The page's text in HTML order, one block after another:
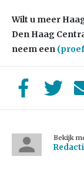
Wilt u meer
Den Haag
neem een
Bekijk